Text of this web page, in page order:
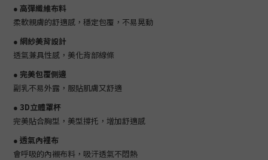
● 高彈纖維布料
柔軟親膚的舒適感，穩定包覆，不易晃動
● 網紗美背設計
透氣兼具性感，美化背部線條
● 完美包覆側邊
副乳不易外露，服貼肌膚又舒適
● 3D立體罩杯
完美貼合胸型，美型撐托，增加舒適感
● 透氣內裡布
會呼吸的內襯布料，吸汗透氣不悶熱